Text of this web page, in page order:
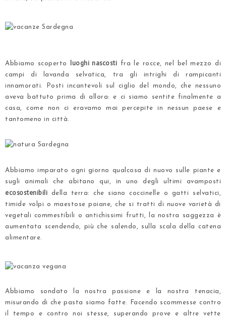
Abbiamo scoperto luoghi nascosti fra le rocce, nel bel mezzo di
campi di lavanda selvatica, tra gli intrighi di rampicanti
innamorati. Posti incantevoli sul ciglio del mondo, che nessuno
aveva battuto prima di allora: e ci siamo sentite finalmente a
casa, come non ci eravamo mai percepite in nessun paese e
tantomeno in città.
Abbiamo imparato ogni giorno qualcosa di nuovo sulle piante e
sugli animali che abitano qui, in uno degli ultimi avamposti
ecosostenibili della terra: che siano coccinelle o gatti selvatici,
timide volpi o maestose poiane, che si tratti di nuove varietà di
vegetali commestibili o antichissimi frutti, la nostra saggezza è
aumentata scendendo, più che salendo, sulla scala della catena
alimentare
Abbiamo sondato la nostra passione e la nostra tenacia,
misurando di che pasta siamo fatte. Facendo scommesse contro
il tempo e contro noi stesse, superando prove e altre vette